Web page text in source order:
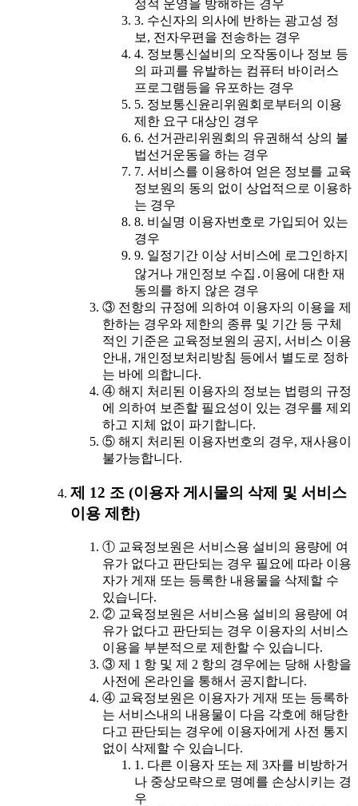
정적 운영을 방해하는 경우
3. 수신자의 의사에 반하는 광고성 정
보, 전자우편을 전송하는 경우
4. 정보통신설비의 오작동이나 정보 등
의 파괴를 유발하는 컴퓨터 바이러스
프로그램등을 유포하는 경우
5. 정보통신윤리위원회로부터의 이용
제한 요구 대상인 경우
6. 선거관리위원회의 유권해석 상의 불
법선거운동을 하는 경우
7. 서비스를 이용하여 얻은 정보를 교육
정보원의 동의 없이 상업적으로 이용하
는 경우
8. 비실명 이용자번호로 가입되어 있는
경우
9. 일정기간 이상 서비스에 로그인하지
않거나 개인정보 수집․이용에 대한 재
동의를 하지 않은 경우
③ 전항의 규정에 의하여 이용자의 이용을 제
한하는 경우와 제한의 종류 및 기간 등 구체
적인 기준은 교육정보원의 공지, 서비스 이용
안내, 개인정보처리방침 등에서 별도로 정하
는 바에 의합니다.
④ 해지 처리된 이용자의 정보는 법령의 규정
에 의하여 보존할 필요성이 있는 경우를 제외
하고 지체 없이 파기합니다.
⑤ 해지 처리된 이용자번호의 경우, 재사용이
불가능합니다.
제 12 조 (이용자 게시물의 삭제 및 서비스
이용 제한)
① 교육정보원은 서비스용 설비의 용량에 여
유가 없다고 판단되는 경우 필요에 따라 이용
자가 게재 또는 등록한 내용물을 삭제할 수
있습니다.
② 교육정보원은 서비스용 설비의 용량에 여
유가 없다고 판단되는 경우 이용자의 서비스
이용을 부분적으로 제한할 수 있습니다.
③ 제 1 항 및 제 2 항의 경우에는 당해 사항을
사전에 온라인을 통해서 공지합니다.
④ 교육정보원은 이용자가 게재 또는 등록하
는 서비스내의 내용물이 다음 각호에 해당한
다고 판단되는 경우에 이용자에게 사전 통지
없이 삭제할 수 있습니다.
1. 다른 이용자 또는 제 3자를 비방하거
나 중상모략으로 명예를 손상시키는 경
우